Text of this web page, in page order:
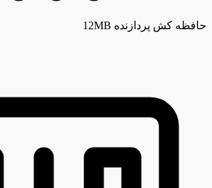
حافظه کش پردازنده 12MB